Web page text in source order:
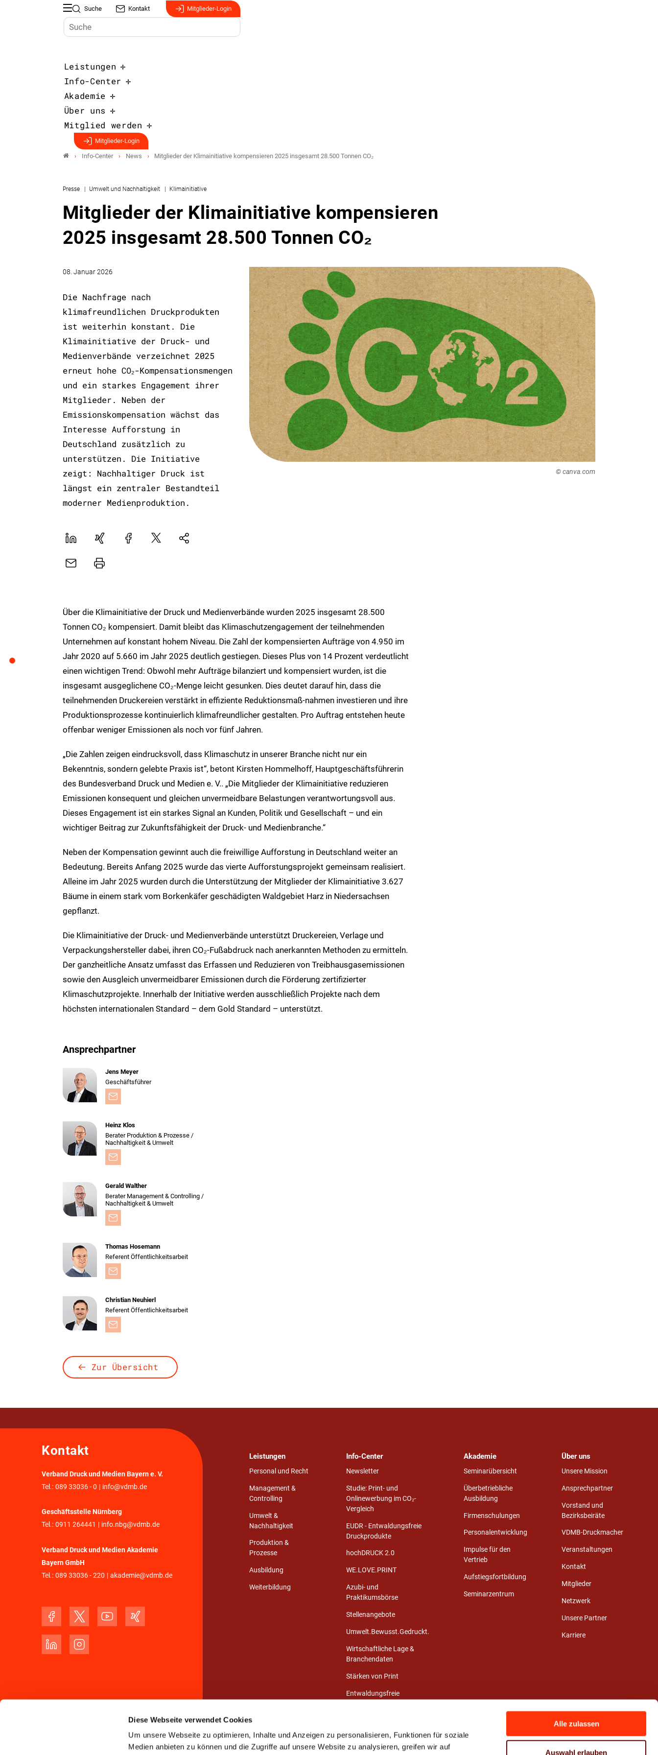
Diese Webseite verwendet Cookies
Um unsere Webseite zu optimieren, Inhalte und Anzeigen zu personalisieren, Funktionen für soziale
Medien anbieten zu können und die Zugriffe auf unsere Website zu analysieren, greifen wir auf
Alle zulassen
Auswahl erlauben
Suche Kontakt Mitglieder-Login
Leistungen
Info-Center
Akademie
Über uns
Mitglied werden
Mitglieder-Login
Info-Center News Mitglieder der Klimainitiative kompensieren 2025 insgesamt 28.500 Tonnen CO₂
Presse Umwelt und Nachhaltigkeit Klimainitiative
Mitglieder der Klimainitiative kompensieren
2025 insgesamt 28.500 Tonnen CO₂
08. Januar 2026
Die Nachfrage nach
klimafreundlichen Druckprodukten
ist weiterhin konstant. Die
Klimainitiative der Druck- und
Medienverbände verzeichnet 2025
erneut hohe CO₂-Kompensationsmengen
und ein starkes Engagement ihrer
Mitglieder. Neben der
Emissionskompensation wächst das
Interesse Aufforstung in
Deutschland zusätzlich zu
unterstützen. Die Initiative
zeigt: Nachhaltiger Druck ist
längst ein zentraler Bestandteil
moderner Medienproduktion.
LinekdInXing FacebookPlattformNatives
E-
Drucker
© canva.com
Über die Klimainitiative der Druck und Medienverbände wurden 2025 insgesamt 28.500
Tonnen CO₂ kompensiert. Damit bleibt das Klimaschutzengagement der teilnehmenden
Unternehmen auf konstant hohem Niveau. Die Zahl der kompensierten Aufträge von 4.950 im
Jahr 2020 auf 5.660 im Jahr 2025 deutlich gestiegen. Dieses Plus von 14 Prozent verdeutlicht
einen wichtigen Trend: Obwohl mehr Aufträge bilanziert und kompensiert wurden, ist die
insgesamt ausgeglichene CO₂‑Menge leicht gesunken. Dies deutet darauf hin, dass die
teilnehmenden Druckereien verstärkt in effiziente Reduktionsmaß-nahmen investieren und ihre
Produktionsprozesse kontinuierlich klimafreundlicher gestalten. Pro Auftrag entstehen heute
offenbar weniger Emissionen als noch vor fünf Jahren.
„Die Zahlen zeigen eindrucksvoll, dass Klimaschutz in unserer Branche nicht nur ein
Bekenntnis, sondern gelebte Praxis ist“, betont Kirsten Hommelhoff, Hauptgeschäftsführerin
des Bundesverband Druck und Medien e. V.. „Die Mitglieder der Klimainitiative reduzieren
Emissionen konsequent und gleichen unvermeidbare Belastungen verantwortungsvoll aus.
Dieses Engagement ist ein starkes Signal an Kunden, Politik und Gesellschaft – und ein
wichtiger Beitrag zur Zukunftsfähigkeit der Druck- und Medienbranche.“
Neben der Kompensation gewinnt auch die freiwillige Aufforstung in Deutschland weiter an
Bedeutung. Bereits Anfang 2025 wurde das vierte Aufforstungsprojekt gemeinsam realisiert.
Alleine im Jahr 2025 wurden durch die Unterstützung der Mitglieder der Klimainitiative 3.627
Bäume in einem stark vom Borkenkäfer geschädigten Waldgebiet Harz in Niedersachsen
gepflanzt.
Die Klimainitiative der Druck- und Medienverbände unterstützt Druckereien, Verlage und
Verpackungshersteller dabei, ihren CO₂-Fußabdruck nach anerkannten Methoden zu ermitteln.
Der ganzheitliche Ansatz umfasst das Erfassen und Reduzieren von Treibhausgasemissionen
sowie den Ausgleich unvermeidbarer Emissionen durch die Förderung zertifizierter
Klimaschutzprojekte. Innerhalb der Initiative werden ausschließlich Projekte nach dem
höchsten internationalen Standard – dem Gold Standard – unterstützt.
Ansprechpartner
Jens Meyer
Geschäftsführer
Heinz Klos
Berater Produktion & Prozesse /
Nachhaltigkeit & Umwelt
Gerald Walther
Berater Management & Controlling /
Nachhaltigkeit & Umwelt
Thomas Hosemann
Referent Öffentlichkeitsarbeit
Christian Neuhierl
Referent Öffentlichkeitsarbeit
Zur Übersicht
Kontakt
Verband Druck und Medien Bayern e. V.
Tel.: 089 33036 - 0 | info@vdmb.de
Geschäftsstelle Nürnberg
Tel.: 0911 264441 | info.nbg@vdmb.de
Verband Druck und Medien Akademie
Bayern GmbH
Tel.: 089 33036 - 220 | akademie@vdmb.de
Leistungen
Personal und Recht
Management &
Controlling
Umwelt &
Nachhaltigkeit
Produktion &
Prozesse
Ausbildung
Weiterbildung
Info-Center
Newsletter
Studie: Print- und
Onlinewerbung im CO₂-
Vergleich
EUDR - Entwaldungsfreie
Druckprodukte
hochDRUCK 2.0
WE.LOVE.PRINT
Azubi- und
Praktikumsbörse
Stellenangebote
Umwelt.Bewusst.Gedruckt.
Wirtschaftliche Lage &
Branchendaten
Stärken von Print
Entwaldungsfreie
Publikationen
Akademie
Seminarübersicht
Überbetriebliche
Ausbildung
Firmenschulungen
Personalentwicklung
Impulse für den
Vertrieb
Aufstiegsfortbildung
Seminarzentrum
Über uns
Unsere Mission
Ansprechpartner
Vorstand und
Bezirksbeiräte
VDMB-Druckmacher
Veranstaltungen
Kontakt
Mitglieder
Netzwerk
Unsere Partner
Karriere